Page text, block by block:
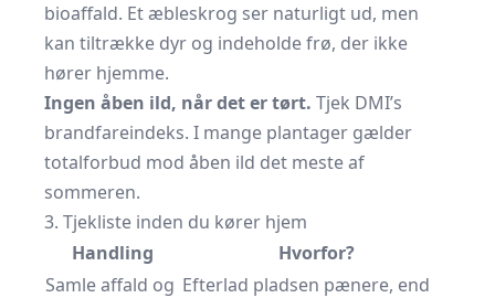
bioaffald. Et æbleskrog ser naturligt ud, men
kan tiltrække dyr og indeholde frø, der ikke
hører hjemme.
Ingen åben ild, når det er tørt. Tjek DMI’s
brandfareindeks. I mange plantager gælder
totalforbud mod åben ild det meste af
sommeren.
3. Tjekliste inden du kører hjem
Handling
Hvorfor?
Samle affald og Efterlad pladsen pænere, end